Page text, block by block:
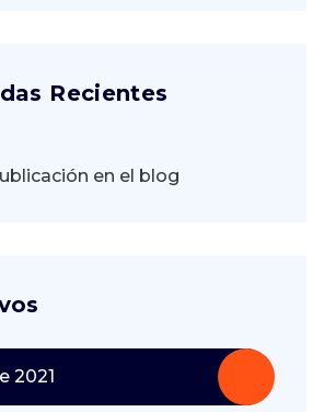
Recientes
en el blog
2021